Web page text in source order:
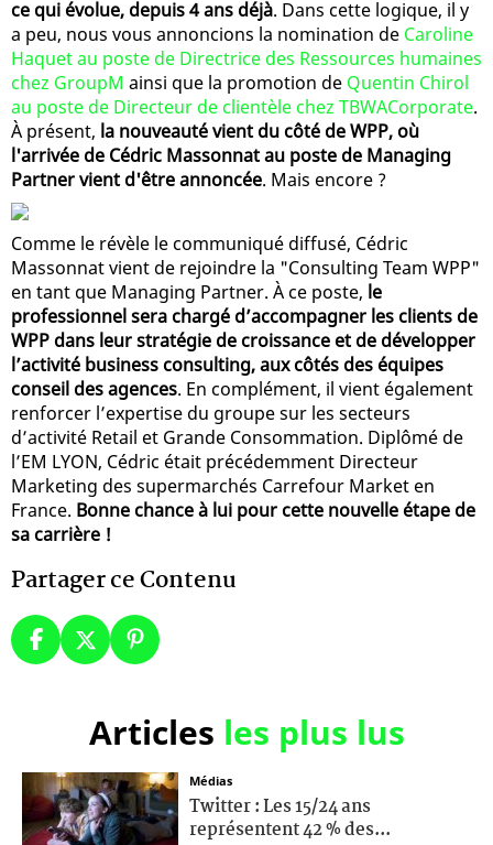
ce qui évolue, depuis 4 ans déjà. Dans cette logique, il y
a peu, nous vous annoncions la nomination de Caroline
Haquet au poste de Directrice des Ressources humaines
chez GroupM ainsi que la promotion de Quentin Chirol
au poste de Directeur de clientèle chez TBWACorporate.
À présent, la nouveauté vient du côté de WPP, où
l'arrivée de Cédric Massonnat au poste de Managing
Partner vient d'être annoncée. Mais encore ?
Comme le révèle le communiqué diffusé, Cédric
Massonnat vient de rejoindre la "Consulting Team WPP"
en tant que Managing Partner. À ce poste, le
professionnel sera chargé d’accompagner les clients de
WPP dans leur stratégie de croissance et de développer
l’activité business consulting, aux côtés des équipes
conseil des agences. En complément, il vient également
renforcer l’expertise du groupe sur les secteurs
d’activité Retail et Grande Consommation. Diplômé de
l’EM LYON, Cédric était précédemment Directeur
Marketing des supermarchés Carrefour Market en
France. Bonne chance à lui pour cette nouvelle étape de
sa carrière !
Partager ce Contenu
Articles les plus lus
Médias
Twitter : Les 15/24 ans
représentent 42 % des...